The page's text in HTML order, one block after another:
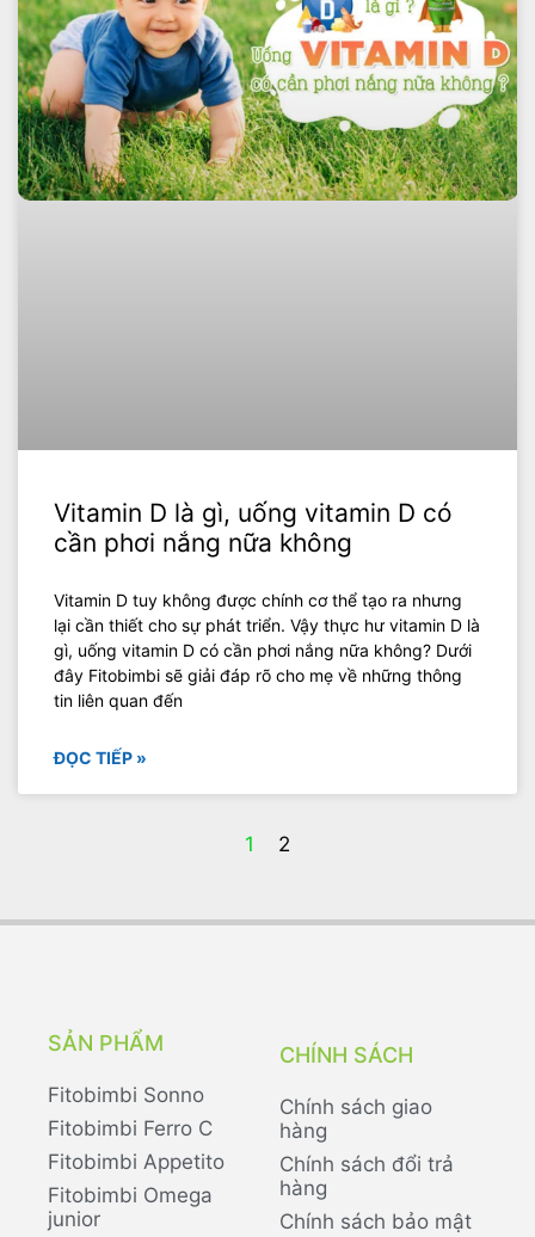
Vitamin D là gì, uống vitamin D có
cần phơi nắng nữa không
Vitamin D tuy không được chính cơ thể tạo ra nhưng
lại cần thiết cho sự phát triển. Vậy thực hư vitamin D là
gì, uống vitamin D có cần phơi nắng nữa không? Dưới
đây Fitobimbi sẽ giải đáp rõ cho mẹ về những thông
tin liên quan đến
ĐỌC TIẾP »
1 2
SẢN PHẨM
Fitobimbi Sonno
Fitobimbi Ferro C
Fitobimbi Appetito
Fitobimbi Omega
junior
CHÍNH SÁCH
Chính sách giao
hàng
Chính sách đổi trả
hàng
Chính sách bảo mật